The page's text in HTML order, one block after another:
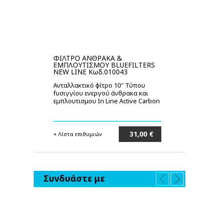
ΦΙΛΤΡΟ ΑΝΘΡΑΚΑ &
ΕΜΠΛΟΥΤΙΣΜΟΥ BLUEFILTERS
NEW LINE Κωδ.010043
Ανταλλακτικό φίτρο 10'' Τύπου
fυσιγγίου ενεργού άνθρακα και
εμπλουτισμου In Line Active Carbon
+ Λίστα επιθυμιών 31,00 €
Συνδυάστε με